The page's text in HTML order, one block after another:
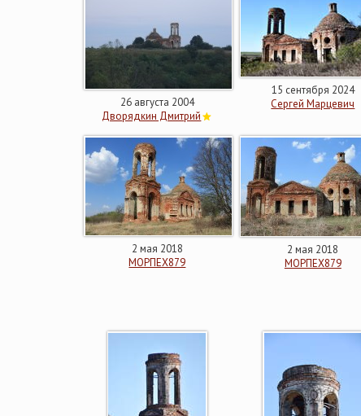
26 августа 2004
Дворядкин Дмитрий
15 сентября 2024
Сергей Марцевич
2 мая 2018
МОРПЕХ879
2 мая 2018
МОРПЕХ879